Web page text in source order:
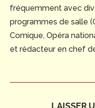
fréquemment avec
programmes de salle
Comique, Opéra
et rédacteur en chef